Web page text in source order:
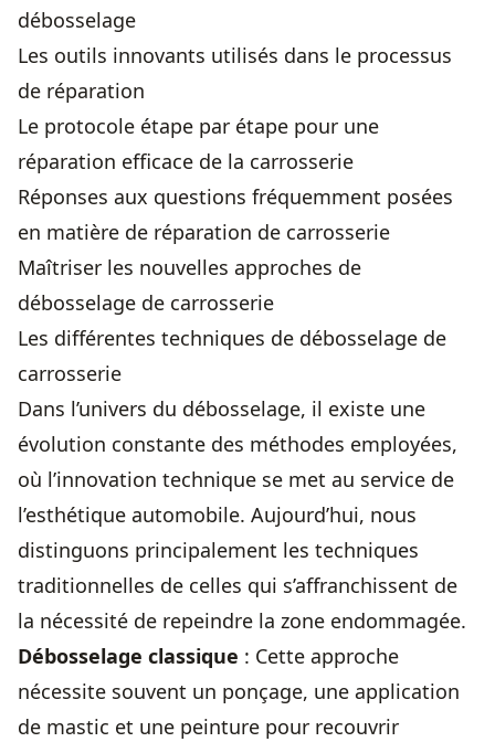
débosselage
Les outils innovants utilisés dans le processus
de réparation
Le protocole étape par étape pour une
réparation efficace de la carrosserie
Réponses aux questions fréquemment posées
en matière de réparation de carrosserie
Maîtriser les nouvelles approches de
débosselage de carrosserie
Les différentes techniques de débosselage de
carrosserie
Dans l’univers du débosselage, il existe une
évolution constante des méthodes employées,
où l’innovation technique se met au service de
l’esthétique automobile. Aujourd’hui, nous
distinguons principalement les techniques
traditionnelles de celles qui s’affranchissent de
la nécessité de repeindre la zone endommagée.
Débosselage classique : Cette approche
nécessite souvent un ponçage, une application
de mastic et une peinture pour recouvrir